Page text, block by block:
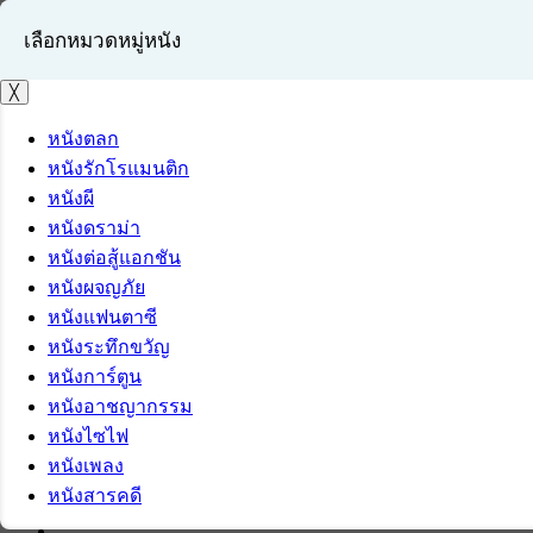
เข้าสู่ระบบ
สมัครสมาชิก
เลือกหมวดหมู่หนัง
╳
หนังตลก
หนังรักโรแมนติก
หนังผี
หนังดราม่า
หนังต่อสู้แอกชัน
หนังผจญภัย
หนังแฟนตาซี
หนังระทึกขวัญ
หนังการ์ตูน
หนังอาชญากรรม
หนังไซไฟ
หนังเพลง
หนังสารคดี